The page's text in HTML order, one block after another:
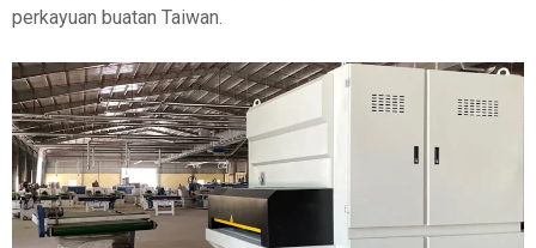
perkayuan buatan Taiwan.